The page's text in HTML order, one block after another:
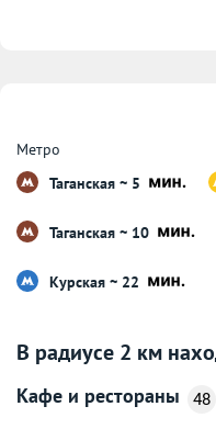
Метро
Таганская ~ 5
Таганская ~ 10
Курская ~ 22
В радиусе 2 км
Кафе и рестораны 48